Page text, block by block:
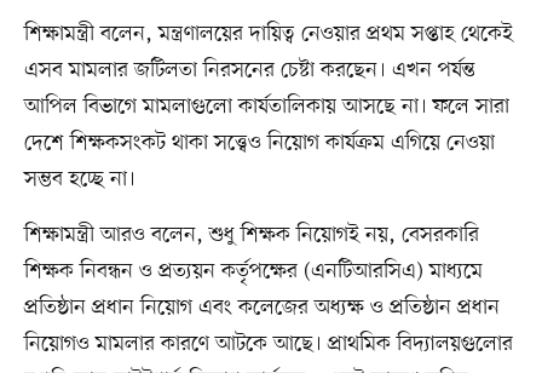
শিক্ষামন্ত্রী বলেন, মন্ত্রণালয়ের দায়িত্ব নেওয়ার প্রথম সপ্তাহ থেকেই
এসব মামলার জটিলতা নিরসনের চেষ্টা করছেন। এখন পর্যন্ত
আপিল বিভাগে মামলাগুলো কার্যতালিকায় আসছে না। ফলে সারা
দেশে শিক্ষকসংকট থাকা সত্ত্বেও নিয়োগ কার্যক্রম এগিয়ে নেওয়া
সম্ভব হচ্ছে না।
শিক্ষামন্ত্রী আরও বলেন, শুধু শিক্ষক নিয়োগই নয়, বেসরকারি
শিক্ষক নিবন্ধন ও প্রত্যয়ন কর্তৃপক্ষের (এনটিআরসিএ) মাধ্যমে
প্রতিষ্ঠান প্রধান নিয়োগ এবং কলেজের অধ্যক্ষ ও প্রতিষ্ঠান প্রধান
নিয়োগও মামলার কারণে আটকে আছে। প্রাথমিক বিদ্যালয়গুলোর